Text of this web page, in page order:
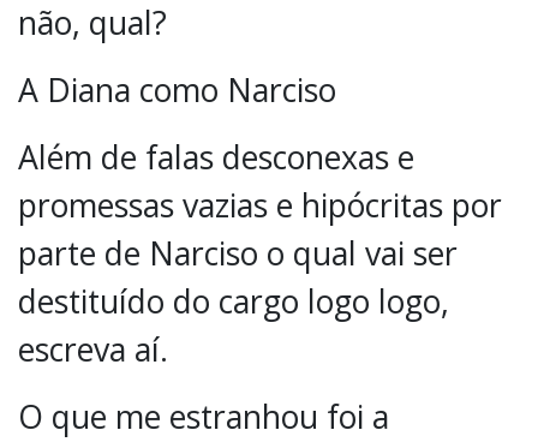
não, qual?
A Diana como Narciso
Além de falas desconexas e
promessas vazias e hipócritas por
parte de Narciso o qual vai ser
destituído do cargo logo logo,
escreva aí.
O que me estranhou foi a